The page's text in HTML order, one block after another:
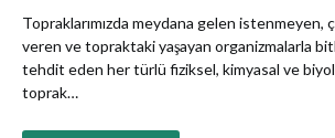
Topraklarımızda meydana gelen istenmeyen,
veren ve topraktaki yaşayan organizmalarla
tehdit eden her türlü fiziksel, kimyasal ve
toprak…